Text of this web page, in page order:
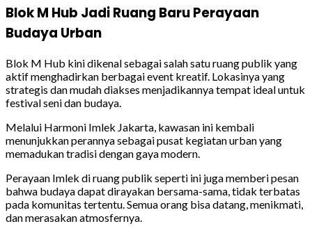
Blok M Hub Jadi Ruang Baru Perayaan
Budaya Urban
Blok M Hub kini dikenal sebagai salah satu ruang publik yang
aktif menghadirkan berbagai event kreatif. Lokasinya yang
strategis dan mudah diakses menjadikannya tempat ideal untuk
festival seni dan budaya.
Melalui Harmoni Imlek Jakarta, kawasan ini kembali
menunjukkan perannya sebagai pusat kegiatan urban yang
memadukan tradisi dengan gaya modern.
Perayaan Imlek di ruang publik seperti ini juga memberi pesan
bahwa budaya dapat dirayakan bersama-sama, tidak terbatas
pada komunitas tertentu. Semua orang bisa datang, menikmati,
dan merasakan atmosfernya.